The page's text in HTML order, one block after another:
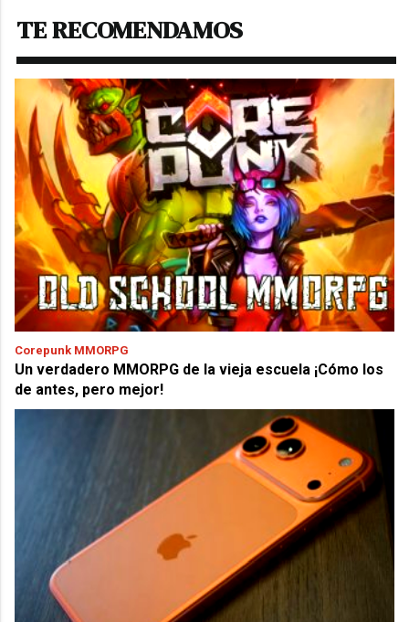
TE RECOMENDAMOS
Corepunk MMORPG
Un verdadero MMORPG de la vieja escuela ¡Cómo los
de antes, pero mejor!